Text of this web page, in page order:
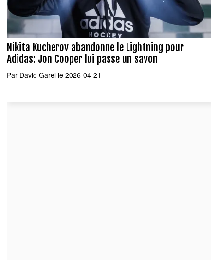
Nikita Kucherov abandonne le Lightning pour
Adidas: Jon Cooper lui passe un savon
Par David Garel le 2026-04-21